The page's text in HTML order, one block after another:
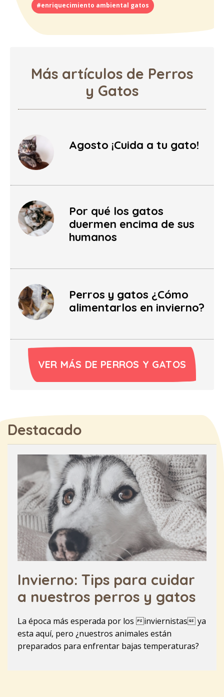
#enriquecimiento ambiental gatos
Más artículos de Perros
y Gatos
Agosto ¡Cuida a tu gato!
Por qué los gatos
duermen encima de sus
humanos
Perros y gatos ¿Cómo
alimentarlos en invierno?
VER MÁS DE PERROS Y GATOS
Destacado
Invierno: Tips para cuidar
a nuestros perros y gatos
La época más esperada por los inviernistas ya
esta aquí, pero ¿nuestros animales están
preparados para enfrentar bajas temperaturas?